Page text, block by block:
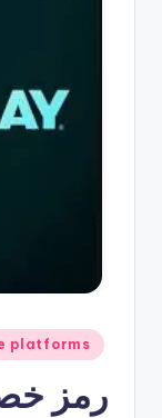
نُشر
في
platforms